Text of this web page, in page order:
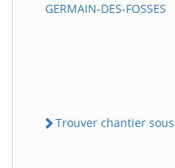
GERMAIN-DES-FOSSES
Trouver chantier